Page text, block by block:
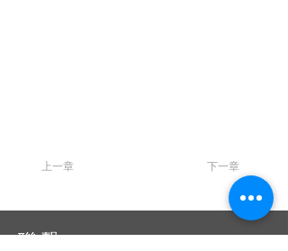
上一章 下一章
聯 繋